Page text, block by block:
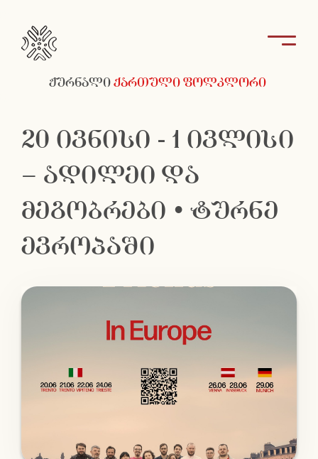
ჟურნალიქართული ფოლკლორი
20 ივნისი - 1 ივლისი
– ადილეი და
მეგობრები • ტურნე
ევროპაში